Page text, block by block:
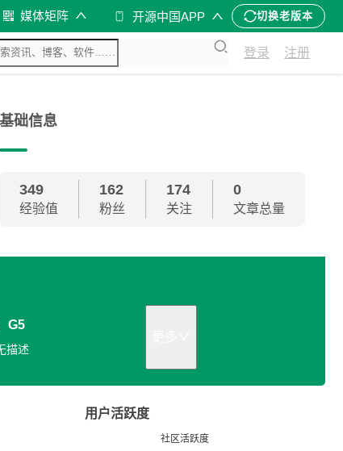
媒体矩阵 开源中国APP 切换老版本
登录 注册
基础信息
349
经验值
162
粉丝
174
关注
0
文章总量
G5
描述
用户活跃度